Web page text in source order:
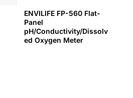
ENVILIFE FP-560 Flat-
Panel
pH/Conductivity/Dissolv
ed Oxygen Meter